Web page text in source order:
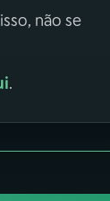
não se
.